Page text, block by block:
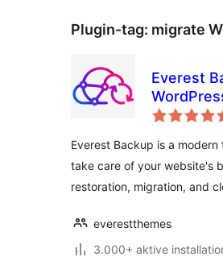
Plugin-tag: migrate
Everest
Backup,
Plugin
Everest Backup is a modern
take care of your website's
restoration, migration, and
everestthemes
3.000+ aktive